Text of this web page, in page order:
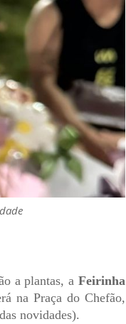
a plantas, a Feirinha
na Praça do Chefão,
novidades).